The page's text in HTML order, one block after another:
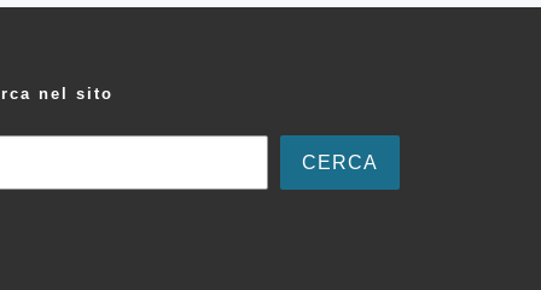
nel sito
CERCA